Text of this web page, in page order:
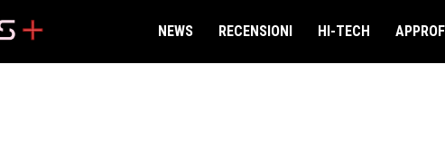
NEWS RECENSIONI HI-TECH